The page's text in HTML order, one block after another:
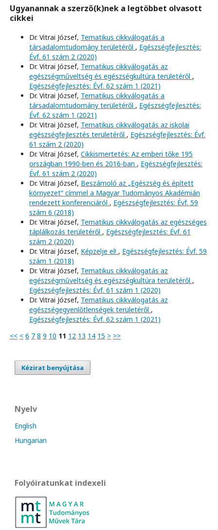
Ugyanannak a szerző(k)nek a legtöbbet olvasott
cikkei
Dr. Vitrai József, Tematikus cikkválogatás a
társadalomtudomány területéről , Egészségfejlesztés:
Évf. 61 szám 2 (2020)
Dr. Vitrai József, Tematikus cikkválogatás az
egészségműveltség és egészségkultúra területéről ,
Egészségfejlesztés: Évf. 62 szám 1 (2021)
Dr. Vitrai József, Tematikus cikkválogatás a
társadalomtudomány területéről , Egészségfejlesztés:
Évf. 62 szám 1 (2021)
Dr. Vitrai József, Tematikus cikkválogatás az iskolai
egészségfejlesztés területéről , Egészségfejlesztés: Évf.
61 szám 2 (2020)
Dr. Vitrai József, Cikkismertetés: Az emberi tőke 195
országban 1990-ben és 2016-ban , Egészségfejlesztés:
Évf. 61 szám 2 (2020)
Dr. Vitrai József, Beszámoló az „Egészség és épített
környezet” címmel a Magyar Tudományos Akadémián
rendezett konferenciáról , Egészségfejlesztés: Évf. 59
szám 6 (2018)
Dr. Vitrai József, Tematikus cikkválogatás az egészséges
táplálkozás területéről , Egészségfejlesztés: Évf. 61
szám 2 (2020)
Dr. Vitrai József, Képzelje el! , Egészségfejlesztés: Évf. 59
szám 1 (2018)
Dr. Vitrai József, Tematikus cikkválogatás az
egészségműveltség és egészségkultúra területéről ,
Egészségfejlesztés: Évf. 61 szám 1 (2020)
Dr. Vitrai József, Tematikus cikkválogatás az
egészségegyenlőtlenségek területéről ,
Egészségfejlesztés: Évf. 62 szám 1 (2021)
<< < 6 7 8 9 10 11 12 13 14 15 > >>
Kézirat benyújtása
Nyelv
English
Hungarian
Folyóiratunkat indexeli